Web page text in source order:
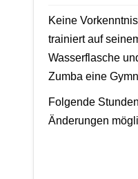
Keine
trainiert auf
Wasserflasche
Zumba eine
Folgende
Änderungen